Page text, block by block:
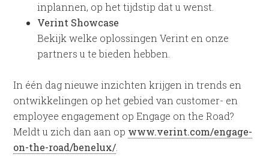
inplannen, op het tijdstip dat u wenst.
Verint Showcase
Bekijk welke oplossingen Verint en onze
partners u te bieden hebben.
In één dag nieuwe inzichten krijgen in trends en
ontwikkelingen op het gebied van customer- en
employee engagement op Engage on the Road?
Meldt u zich dan aan op www.verint.com/engage-
on-the-road/benelux/